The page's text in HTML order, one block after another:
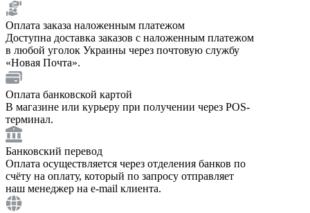
Оплата заказа наложенным платежом
Доступна доставка заказов с наложенным платежом
в любой уголок Украины через почтовую службу
«Новая Почта».
Оплата банковской картой
В магазине или курьеру при получении через POS-
терминал.
Банковский перевод
Оплата осуществляется через отделения банков по
счёту на оплату, который по запросу отправляет
наш менеджер на e-mail клиента.